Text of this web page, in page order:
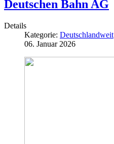
Deutschen Bahn AG
Details
Kategorie: Deutschlandweit
06. Januar 2026